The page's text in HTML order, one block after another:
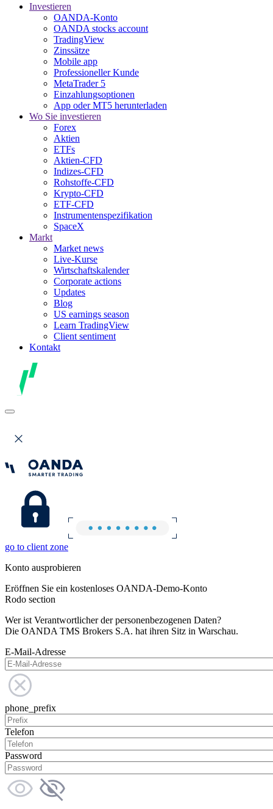
Investieren
OANDA-Konto
OANDA stocks account
TradingView
Zinssätze
Mobile app
Professioneller Kunde
MetaTrader 5
Einzahlungsoptionen
App oder MT5 herunterladen
Wo Sie investieren
Forex
Aktien
ETFs
Aktien-CFD
Indizes-CFD
Rohstoffe-CFD
Krypto-CFD
ETF-CFD
Instrumentenspezifikation
SpaceX
Markt
Market news
Live-Kurse
Wirtschaftskalender
Corporate actions
Updates
Blog
US earnings season
Learn TradingView
Client sentiment
Kontakt
go to client zone
Konto ausprobieren
Eröffnen Sie ein kostenloses OANDA-Demo-Konto
Rodo section
Wer ist Verantwortlicher der personenbezogenen Daten?
Die OANDA TMS Brokers S.A. hat ihren Sitz in Warschau.
E-Mail-Adresse
phone_prefix
Telefon
Password